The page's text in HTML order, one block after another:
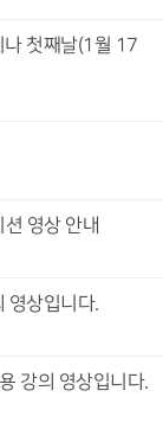
나 첫째날(1월 17
영상 안내
영상입니다.
강의 영상입니다.